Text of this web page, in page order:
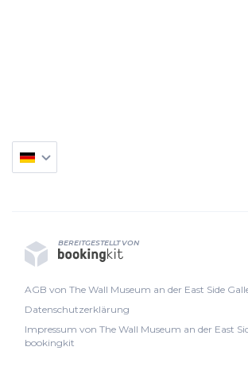
BEREITGESTELLT VON
AGB von The Wall Museum an der East Side
Datenschutzerklärung
Impressum von The Wall Museum an der East
bookingkit